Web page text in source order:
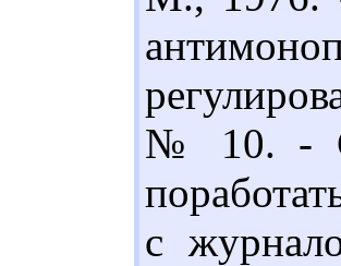
№ 10. -
с